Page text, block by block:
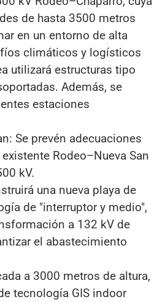
de hasta 3500 metros
en un entorno de alta
climáticos y logísticos
utilizará estructuras tipo
Además, se
estaciones
Se prevén adecuaciones
Rodeo–Nueva San
kV.
una nueva playa de
de "interruptor y medio",
a 132 kV de
el abastecimiento
a 3000 metros de altura,
tecnología GIS indoor